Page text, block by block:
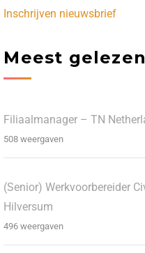
Inschrijven nieuwsbrief
Meest gelezen
Filiaalmanager – TN
508 weergaven
(Senior) Werkvoorbereider
Hilversum
496 weergaven